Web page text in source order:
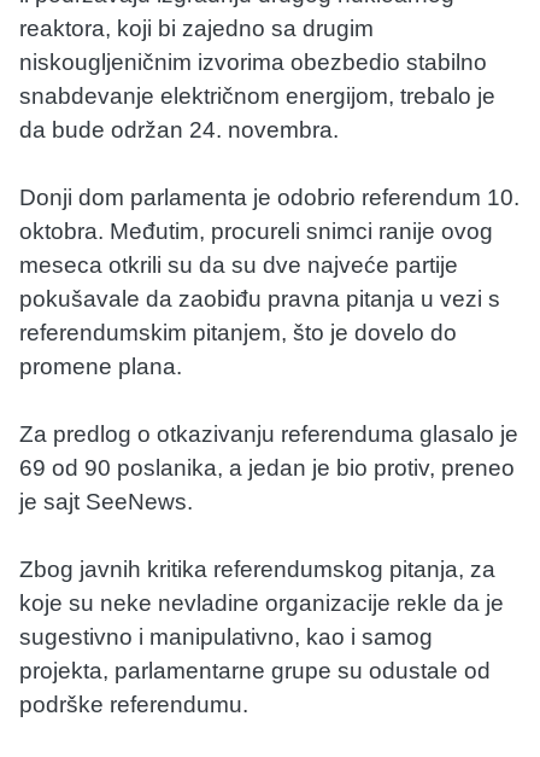
reaktora, koji bi zajedno sa drugim
niskougljeničnim izvorima obezbedio stabilno
snabdevanje električnom energijom, trebalo je
da bude održan 24. novembra.
Donji dom parlamenta je odobrio referendum 10.
oktobra. Međutim, procureli snimci ranije ovog
meseca otkrili su da su dve najveće partije
pokušavale da zaobiđu pravna pitanja u vezi s
referendumskim pitanjem, što je dovelo do
promene plana.
Za predlog o otkazivanju referenduma glasalo je
69 od 90 poslanika, a jedan je bio protiv, preneo
je sajt SeeNews.
Zbog javnih kritika referendumskog pitanja, za
koje su neke nevladine organizacije rekle da je
sugestivno i manipulativno, kao i samog
projekta, parlamentarne grupe su odustale od
podrške referendumu.